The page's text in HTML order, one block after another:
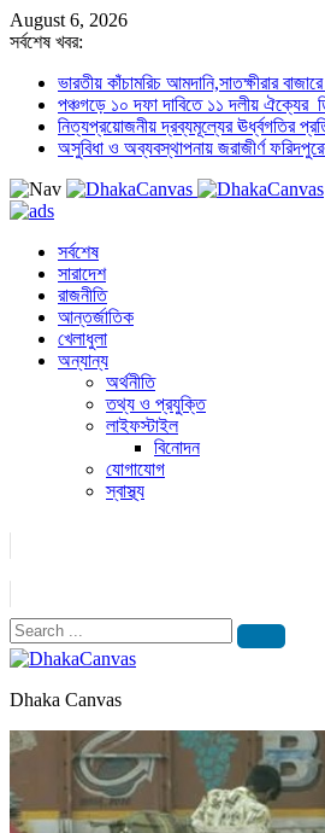
August 6, 2026
সর্বশেষ খবর:
ভারতীয় কাঁচামরিচ আমদানি,সাতক্ষীরার
পঞ্চগড়ে ১০ দফা দাবিতে ১১ দলীয় ঐক্যের
নিত্যপ্রয়োজনীয় দ্রব্যমূল্যের ঊর্ধ্বগতির
অসুবিধা ও অব্যবস্থাপনায় জরাজীর্ণ
সর্বশেষ
সারাদেশ
রাজনীতি
আন্তর্জাতিক
খেলাধুলা
অন্যান্য
অর্থনীতি
তথ্য ও প্রযুক্তি
লাইফস্টাইল
বিনোদন
যোগাযোগ
স্বাস্থ্য
Dhaka Canvas